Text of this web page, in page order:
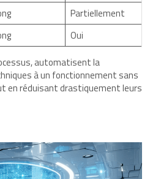
Partiellement
Oui
automatisent la
à un fonctionnement sans
en réduisant drastiquement leurs